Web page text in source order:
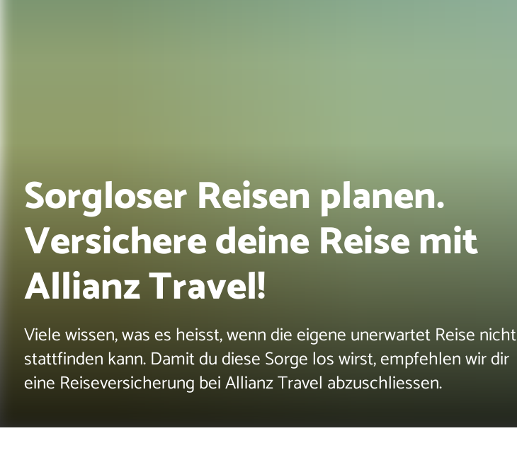
Sorgloser Reisen planen.
Versichere deine Reise mit
Allianz Travel!
Viele wissen, was es heisst, wenn die eigene unerwartet Reise nicht
stattfinden kann. Damit du diese Sorge los wirst, empfehlen wir dir
eine Reiseversicherung bei Allianz Travel abzuschliessen.